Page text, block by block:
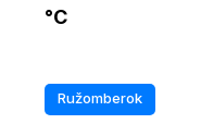
°C
Ružomberok